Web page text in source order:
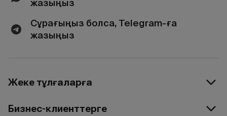
жазыңыз
Сұрағыңыз болса, Telegram-ға
жазыңыз
Жеке тұлғаларға
Бизнес-клиенттерге